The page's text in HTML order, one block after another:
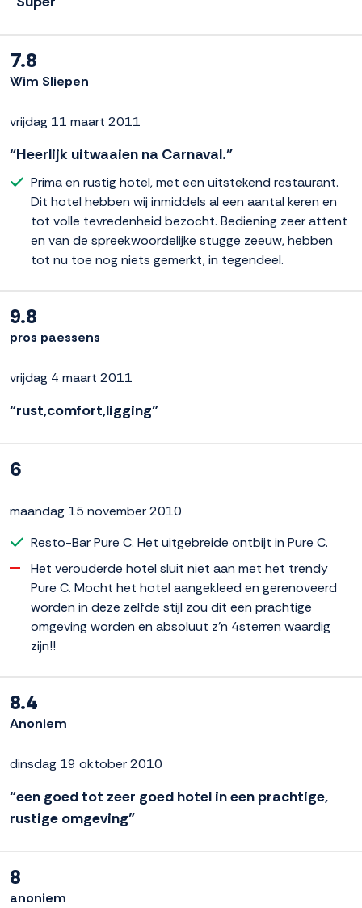
7.8
Wim Sliepen
vrijdag 11 maart 2011
“Heerlijk uitwaaien na Carnaval.”
Prima en rustig hotel, met een uitstekend restaurant.
Dit hotel hebben wij inmiddels al een aantal keren en
tot volle tevredenheid bezocht. Bediening zeer attent
en van de spreekwoordelijke stugge zeeuw, hebben
tot nu toe nog niets gemerkt, in tegendeel.
9.8
pros paessens
vrijdag 4 maart 2011
“rust,comfort,ligging”
6
maandag 15 november 2010
Resto-Bar Pure C. Het uitgebreide ontbijt in Pure C.
Het verouderde hotel sluit niet aan met het trendy
Pure C. Mocht het hotel aangekleed en gerenoveerd
worden in deze zelfde stijl zou dit een prachtige
omgeving worden en absoluut z'n 4sterren waardig
zijn!!
8.4
Anoniem
dinsdag 19 oktober 2010
“een goed tot zeer goed hotel in een prachtige,
rustige omgeving”
8
anoniem